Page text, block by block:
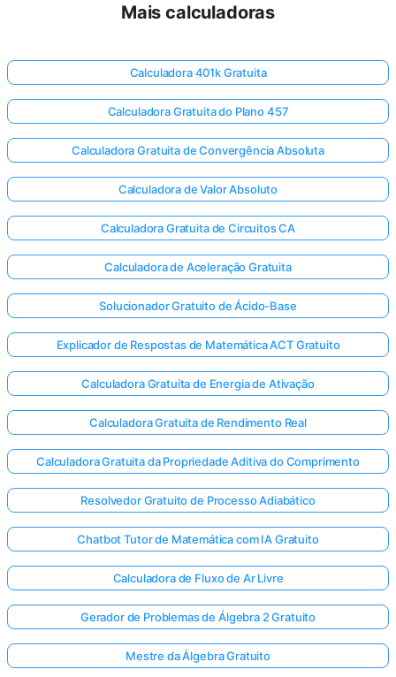
Mais calculadoras
Calculadora 401k Gratuita
Calculadora Gratuita do Plano 457
Calculadora Gratuita de Convergência Absoluta
Calculadora de Valor Absoluto
Calculadora Gratuita de Circuitos CA
Calculadora de Aceleração Gratuita
Solucionador Gratuito de Ácido-Base
Explicador de Respostas de Matemática ACT Gratuito
Calculadora Gratuita de Energia de Ativação
Calculadora Gratuita de Rendimento Real
Calculadora Gratuita da Propriedade Aditiva do Comprimento
Resolvedor Gratuito de Processo Adiabático
Chatbot Tutor de Matemática com IA Gratuito
Calculadora de Fluxo de Ar Livre
Gerador de Problemas de Álgebra 2 Gratuito
Mestre da Álgebra Gratuito